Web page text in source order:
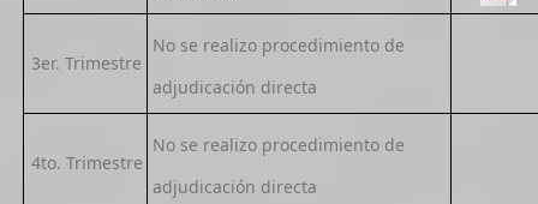
3er. Trimestre
No se realizo procedimiento de
adjudicación directa
4to. Trimestre
No se realizo procedimiento de
adjudicación directa